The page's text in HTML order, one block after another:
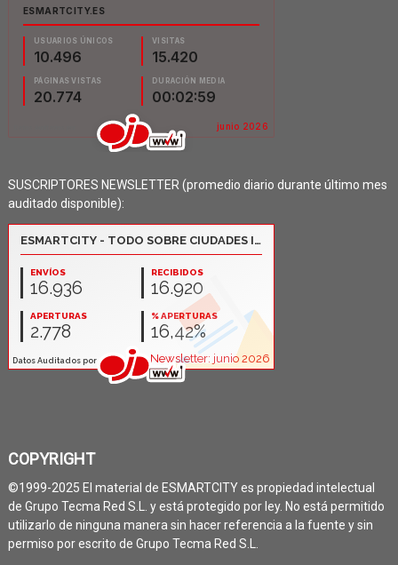
SUSCRIPTORES NEWSLETTER (promedio diario durante último mes
auditado disponible):
COPYRIGHT
©1999-2025 El material de ESMARTCITY es propiedad intelectual
de Grupo Tecma Red S.L. y está protegido por ley. No está permitido
utilizarlo de ninguna manera sin hacer referencia a la fuente y sin
permiso por escrito de Grupo Tecma Red S.L.